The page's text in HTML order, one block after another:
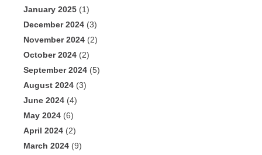
January 2025 (1)
December 2024 (3)
November 2024 (2)
October 2024 (2)
September 2024 (5)
August 2024 (3)
June 2024 (4)
May 2024 (6)
April 2024 (2)
March 2024 (9)